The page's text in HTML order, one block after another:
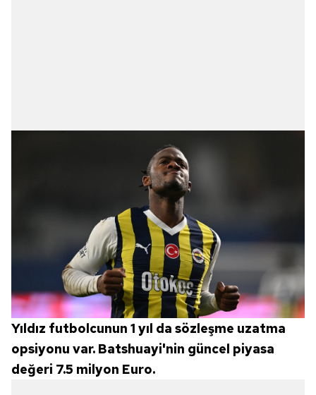
Yıldız futbolcunun 1 yıl da sözleşme uzatma
opsiyonu var. Batshuayi'nin güncel piyasa
değeri 7.5 milyon Euro.